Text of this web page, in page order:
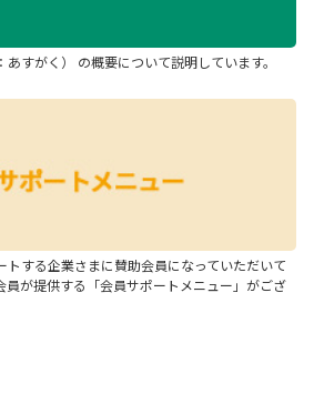
あすがく） の概要について説明しています。
トする企業さまに賛助会員になっていただいて
員が提供する「会員サポートメニュー」がござ